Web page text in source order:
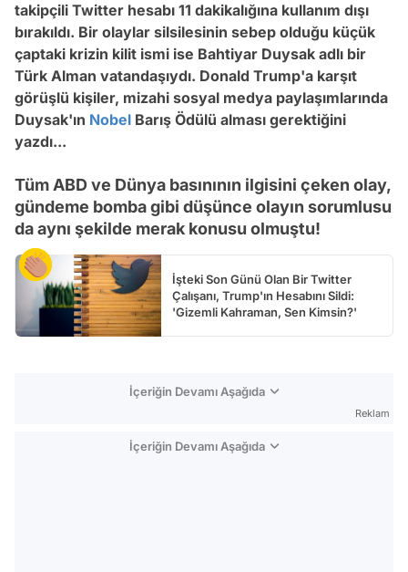
takipçili Twitter hesabı 11 dakikalığına kullanım dışı
bırakıldı. Bir olaylar silsilesinin sebep olduğu küçük
çaptaki krizin kilit ismi ise Bahtiyar Duysak adlı bir
Türk Alman vatandaşıydı. Donald Trump'a karşıt
görüşlü kişiler, mizahi sosyal medya paylaşımlarında
Duysak'ın Nobel Barış Ödülü alması gerektiğini
yazdı...
Tüm ABD ve Dünya basınının ilgisini çeken olay,
gündeme bomba gibi düşünce olayın sorumlusu
da aynı şekilde merak konusu olmuştu!
İşteki Son Günü Olan Bir Twitter
Çalışanı, Trump'ın Hesabını Sildi:
'Gizemli Kahraman, Sen Kimsin?'
İçeriğin Devamı Aşağıda
Reklam
İçeriğin Devamı Aşağıda